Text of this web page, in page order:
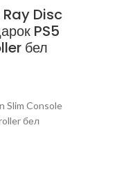
Disc
PS5
бел
Slim Console
бел